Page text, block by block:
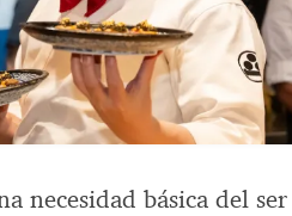
necesidad básica del ser